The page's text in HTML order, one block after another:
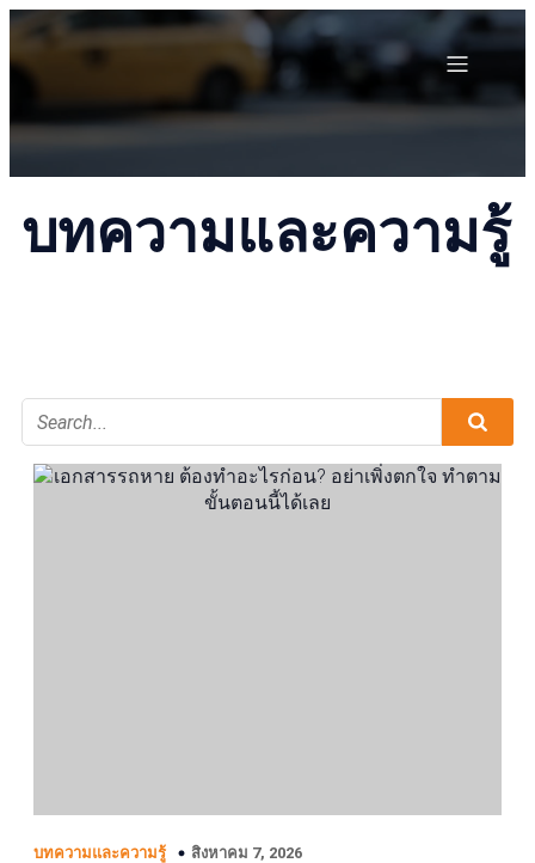
บทความและความรู้
บทความและความรู้ สิงหาคม 7, 2026